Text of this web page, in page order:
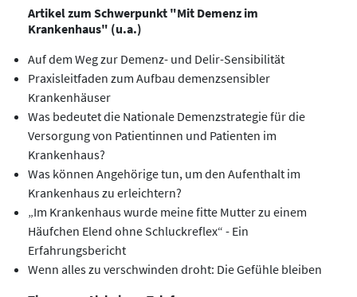
Artikel zum Schwerpunkt "Mit Demenz im
Krankenhaus" (u.a.)
Auf dem Weg zur Demenz- und Delir-Sensibilität
Praxisleitfaden zum Aufbau demenzsensibler
Krankenhäuser
Was bedeutet die Nationale Demenzstrategie für die
Versorgung von Patientinnen und Patienten im
Krankenhaus?
Was können Angehörige tun, um den Aufenthalt im
Krankenhaus zu erleichtern?
„Im Krankenhaus wurde meine fitte Mutter zu einem
Häufchen Elend ohne Schluckreflex“ - Ein
Erfahrungsbericht
Wenn alles zu verschwinden droht: Die Gefühle bleiben